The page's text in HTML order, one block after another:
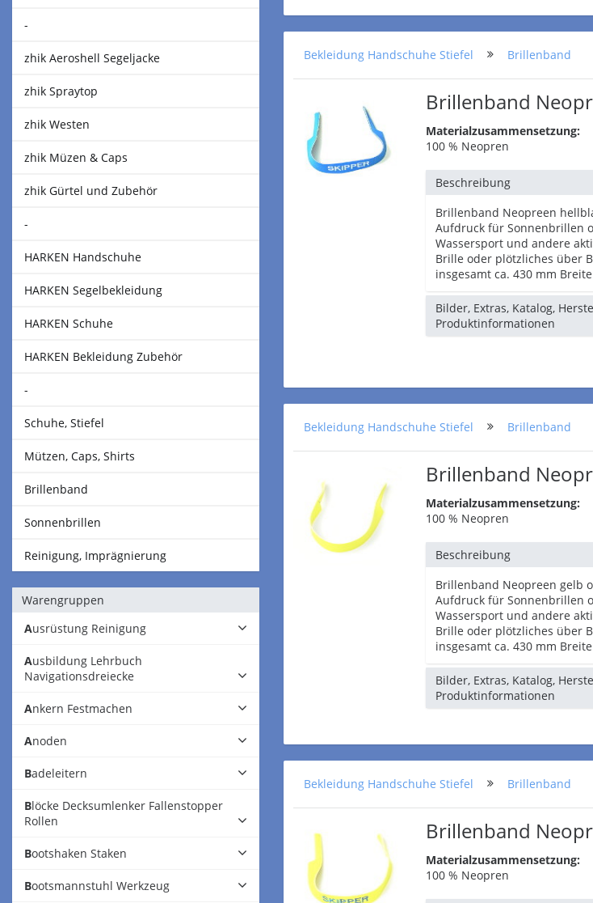
-
zhik Aeroshell Segeljacke
zhik Spraytop
zhik Westen
zhik Müzen & Caps
zhik Gürtel und Zubehör
-
HARKEN Handschuhe
HARKEN Segelbekleidung
HARKEN Schuhe
HARKEN Bekleidung Zubehör
-
Schuhe, Stiefel
Mützen, Caps, Shirts
Brillenband
Sonnenbrillen
Reinigung, Imprägnierung
Warengruppen
Ausrüstung Reinigung
Ausbildung Lehrbuch
Navigationsdreiecke
Ankern Festmachen
Anoden
Badeleitern
Blöcke Decksumlenker Fallenstopper
Rollen
Bootshaken Staken
Bootsmannstuhl Werkzeug
Bekleidung Handschuhe Stiefel Brillenband
Brillenband
Materialzusammensetzung:
100 % Neopren
Beschreibung
Brillenband Neopreen
Aufdruck für Sonnenbrillen
Wassersport und andere
Brille oder plötzliches über
insgesamt ca. 430 mm
Bilder, Extras, Katalog,
Produktinformationen
Bekleidung Handschuhe Stiefel Brillenband
Brillenband
Materialzusammensetzung:
100 % Neopren
Beschreibung
Brillenband Neopreen gelb
Aufdruck für Sonnenbrillen
Wassersport und andere
Brille oder plötzliches über
insgesamt ca. 430 mm
Bilder, Extras, Katalog,
Produktinformationen
Bekleidung Handschuhe Stiefel Brillenband
Brillenband
Materialzusammensetzung:
100 % Neopren